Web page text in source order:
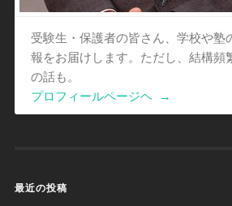
受験生・保護者の皆さん、学校や塾
報をお届けします。ただし、結構頻
の話も。
プロフィールページヘ
→
最近の投稿